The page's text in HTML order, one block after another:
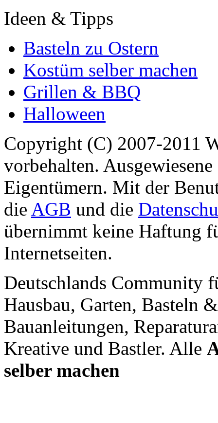
Ideen & Tipps
Basteln zu Ostern
Kostüm selber machen
Grillen & BBQ
Halloween
Copyright (C) 2007-2011
vorbehalten.
Eigentümern. Mit der
die AGB und die
übernimmt keine Haftung
Internetseiten.
Deutschlands Community
Hausbau, Garten, Basteln
Bauanleitungen,
Kreative und Bastler. Alle
selber machen